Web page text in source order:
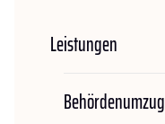
Leistungen
Behördenumzug